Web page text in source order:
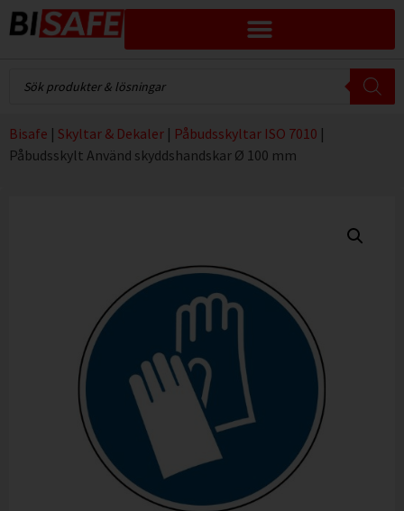
Bisafe | Skyltar & Dekaler | Påbudsskyltar ISO 7010 |
Påbudsskylt Använd skyddshandskar Ø 100 mm